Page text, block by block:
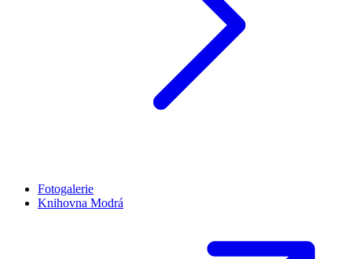
Fotogalerie
Knihovna Modrá